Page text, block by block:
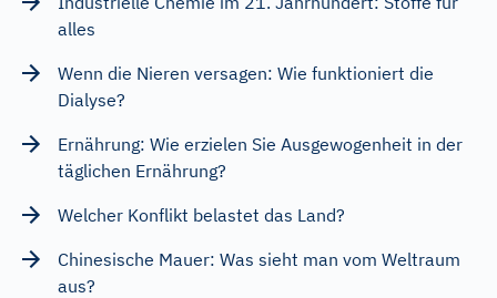
alles
Wenn die Nieren versagen: Wie funktioniert die
Dialyse?
Ernährung: Wie erzielen Sie Ausgewogenheit in der
täglichen Ernährung?
Welcher Konflikt belastet das Land?
Chinesische Mauer: Was sieht man vom Weltraum
aus?